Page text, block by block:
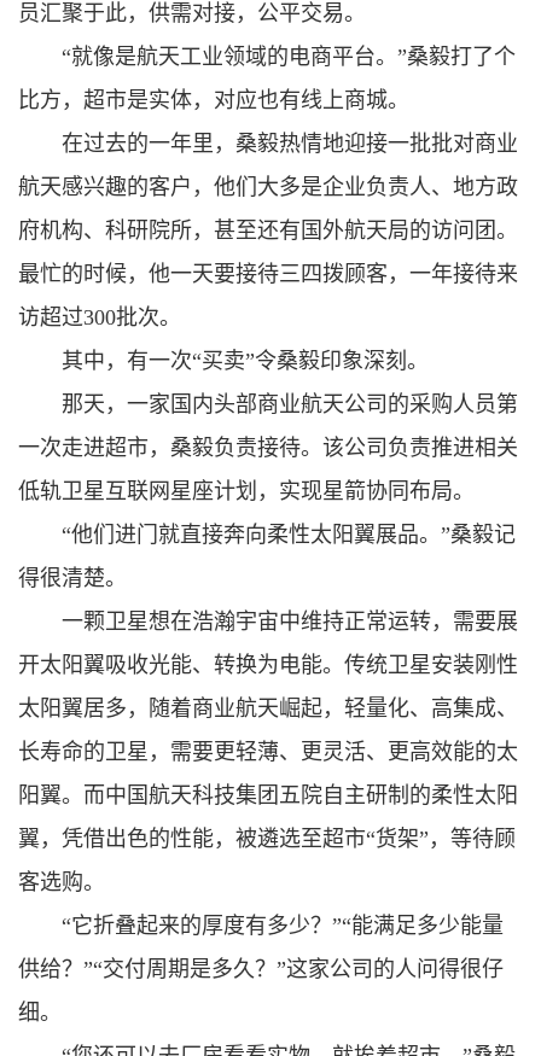
员汇聚于此，供需对接，公平交易。
“就像是航天工业领域的电商平台。”桑毅打了个
比方，超市是实体，对应也有线上商城。
在过去的一年里，桑毅热情地迎接一批批对商业
航天感兴趣的客户，他们大多是企业负责人、地方政
府机构、科研院所，甚至还有国外航天局的访问团。
最忙的时候，他一天要接待三四拨顾客，一年接待来
访超过300批次。
其中，有一次“买卖”令桑毅印象深刻。
那天，一家国内头部商业航天公司的采购人员第
一次走进超市，桑毅负责接待。该公司负责推进相关
低轨卫星互联网星座计划，实现星箭协同布局。
“他们进门就直接奔向柔性太阳翼展品。”桑毅记
得很清楚。
一颗卫星想在浩瀚宇宙中维持正常运转，需要展
开太阳翼吸收光能、转换为电能。传统卫星安装刚性
太阳翼居多，随着商业航天崛起，轻量化、高集成、
长寿命的卫星，需要更轻薄、更灵活、更高效能的太
阳翼。而中国航天科技集团五院自主研制的柔性太阳
翼，凭借出色的性能，被遴选至超市“货架”，等待顾
客选购。
“它折叠起来的厚度有多少？”“能满足多少能量
供给？”“交付周期是多久？”这家公司的人问得很仔
细。